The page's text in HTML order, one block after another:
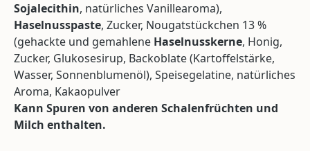
Sojalecithin, natürliches Vanillearoma),
Haselnusspaste, Zucker, Nougatstückchen 13 %
(gehackte und gemahlene Haselnusskerne, Honig,
Zucker, Glukosesirup, Backoblate (Kartoffelstärke,
Wasser, Sonnenblumenöl), Speisegelatine, natürliches
Aroma, Kakaopulver
Kann Spuren von anderen Schalenfrüchten und
Milch enthalten.